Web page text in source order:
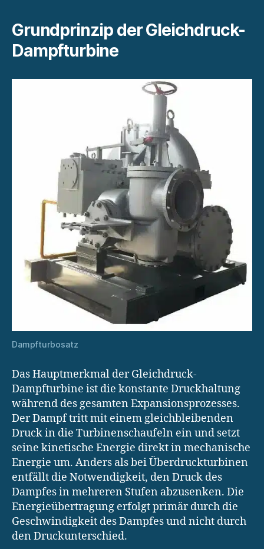
Grundprinzip der Gleichdruck-
Dampfturbine
Dampfturbosatz
Das Hauptmerkmal der Gleichdruck-
Dampfturbine ist die konstante Druckhaltung
während des gesamten Expansionsprozesses.
Der Dampf tritt mit einem gleichbleibenden
Druck in die Turbinenschaufeln ein und setzt
seine kinetische Energie direkt in mechanische
Energie um. Anders als bei Überdruckturbinen
entfällt die Notwendigkeit, den Druck des
Dampfes in mehreren Stufen abzusenken. Die
Energieübertragung erfolgt primär durch die
Geschwindigkeit des Dampfes und nicht durch
den Druckunterschied.